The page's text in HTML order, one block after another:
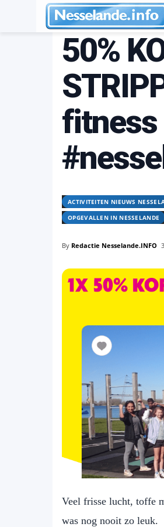
Activiteiten Nieuws Nesselande
50%
fitness
ACTIVITEITEN NIEUWS
OPGEVALLEN IN NESSELANDE
By Redactie Nesselande.INFO
Veel frisse lucht, toffe
was nog nooit zo leuk.